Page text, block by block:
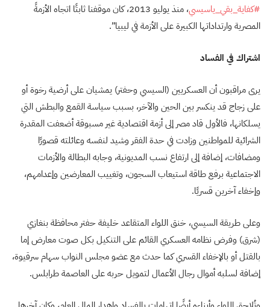
#كفاية_بقي_ياسيسي
، منذ يوليو 2013، كان موقفنا ثابتًا اتجاه الأزمةً
المصرية وارتداداتها الكبيرة على الأزمة في ليبيا”.
اشتراك في الفساد
يرى مراقبون أن العسكريين (السيسي وحفتر) يمشيان على أرضية رخوة أو
على زجاج قد ينكسر بين الحين والآخر، بسبب سياسة القمع والبطش التي
يسلكانها، فالأول قاد مصر إلى أزمة اقتصادية غير مسبوقة أضعفت المقدرة
الشرائية للمواطنين وزادت في حدة الفقر وشيد لنفسه وعائلته قصورًا
ومضافات، إضافة إلى ارتفاع نسب المديونية، وجابه البطالة والأزمات
الاجتماعية برفع طاقة استيعاب السجون، وتغييب المعارضين وإعدامهم،
وإخفاء آخرين قسريًا.
وعلى طريقة السيسي، خنق اللواء المتقاعد خليفة حفتر محافظة بنغازي
(شرق) وفرض نظامه العسكري القائم على التنكيل بكل صوت معارض إما
بالقتل أو بالإخفاء القسري كما حدث مع عضو مجلس النواب سهام سرقيوة،
إضافة لسلبه أموال رجال الأعمال لتمويل حربه على العاصمة طرابلس.